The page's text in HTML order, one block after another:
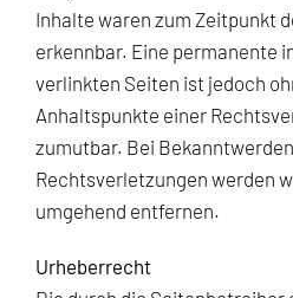
Inhalte waren zum Zeitpunkt
erkennbar. Eine permanente
verlinkten Seiten ist jedoch
Anhaltspunkte einer
zumutbar. Bei
Rechtsverletzungen werden
umgehend entfernen.
Urheberrecht